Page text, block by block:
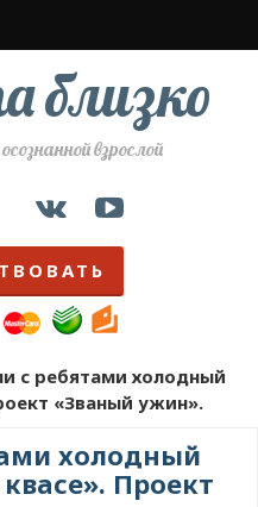
близко
взрослой
с ребятами холодный
«Званый ужин».
холодный
Проект